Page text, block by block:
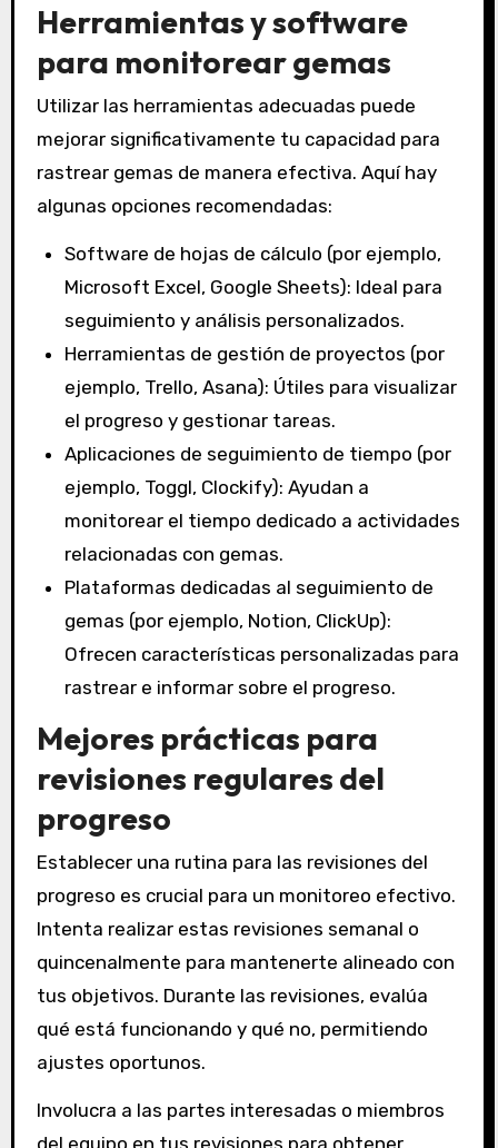
Herramientas y software
para monitorear gemas
Utilizar las herramientas adecuadas puede
mejorar significativamente tu capacidad para
rastrear gemas de manera efectiva. Aquí hay
algunas opciones recomendadas:
Software de hojas de cálculo (por ejemplo,
Microsoft Excel, Google Sheets): Ideal para
seguimiento y análisis personalizados.
Herramientas de gestión de proyectos (por
ejemplo, Trello, Asana): Útiles para visualizar
el progreso y gestionar tareas.
Aplicaciones de seguimiento de tiempo (por
ejemplo, Toggl, Clockify): Ayudan a
monitorear el tiempo dedicado a actividades
relacionadas con gemas.
Plataformas dedicadas al seguimiento de
gemas (por ejemplo, Notion, ClickUp):
Ofrecen características personalizadas para
rastrear e informar sobre el progreso.
Mejores prácticas para
revisiones regulares del
progreso
Establecer una rutina para las revisiones del
progreso es crucial para un monitoreo efectivo.
Intenta realizar estas revisiones semanal o
quincenalmente para mantenerte alineado con
tus objetivos. Durante las revisiones, evalúa
qué está funcionando y qué no, permitiendo
ajustes oportunos.
Involucra a las partes interesadas o miembros